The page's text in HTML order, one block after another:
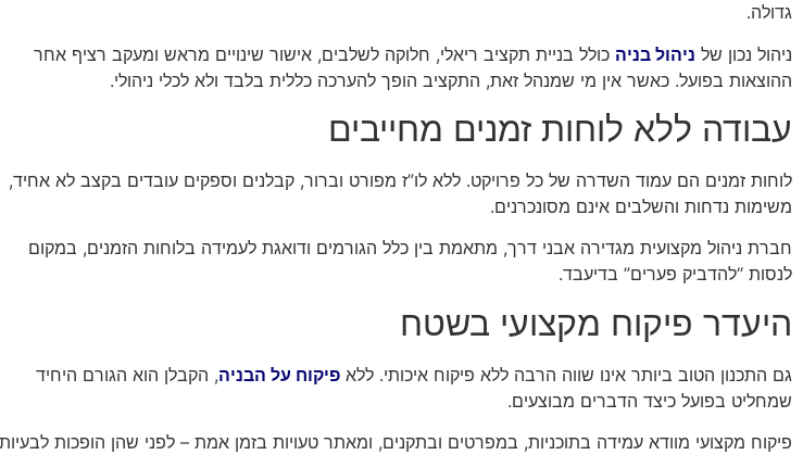
גדולה.
ניהול נכון של ניהול בניה כולל בניית תקציב ריאלי, חלוקה לשלבים, אישור שינויים מראש ומעקב רציף אחר
ההוצאות בפועל. כאשר אין מי שמנהל זאת, התקציב הופך להערכה כללית בלבד ולא לכלי ניהולי.
עבודה ללא לוחות זמנים מחייבים
לוחות זמנים הם עמוד השדרה של כל פרויקט. ללא לו”ז מפורט וברור, קבלנים וספקים עובדים בקצב לא אחיד,
משימות נדחות והשלבים אינם מסונכרנים.
חברת ניהול מקצועית מגדירה אבני דרך, מתאמת בין כלל הגורמים ודואגת לעמידה בלוחות הזמנים, במקום
לנסות “להדביק פערים” בדיעבד.
היעדר פיקוח מקצועי בשטח
גם התכנון הטוב ביותר אינו שווה הרבה ללא פיקוח איכותי. ללא פיקוח על הבניה, הקבלן הוא הגורם היחיד
שמחליט בפועל כיצד הדברים מבוצעים.
פיקוח מקצועי מוודא עמידה בתוכניות, במפרטים ובתקנים, ומאתר טעויות בזמן אמת – לפני שהן הופכות לבעיות